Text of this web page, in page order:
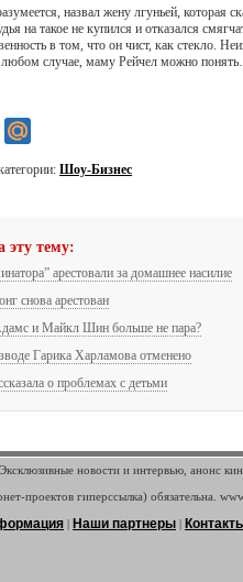
назвал жену лгуньей, которая
на такое не купился и отказался
в том, что он чист, как стекло.
любом случае, маму Рейчел можно
Шоу-Бизнес
эту тему:
арестовали за домашнее насилие
снова арестован
и Майкл Шин больше не пара?
Гарика Харламова отменено
о проблемах с детьми
новости и интервью, анонс
проектов гиперссылка) обязательна.
| Наши партнеры |